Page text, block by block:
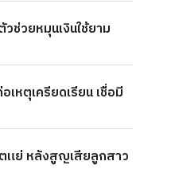
ช่วยหมุนเงินใช้ยาม
หตุเครียดเรียน เชื่อมี
แย่ หลังสูญเสียลูกสาว